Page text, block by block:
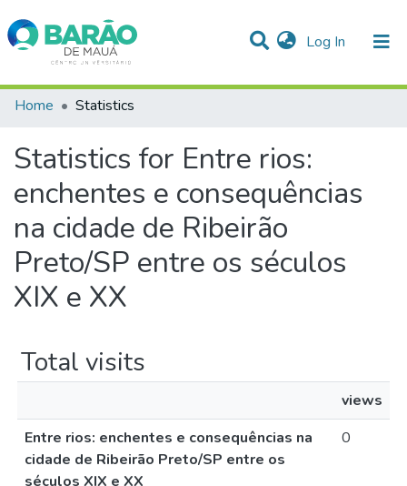
Log In (current)
Communities & Collections
Home Statistics
Statistics for Entre rios:
enchentes e consequências
na cidade de Ribeirão
Preto/SP entre os séculos
XIX e XX
Total visits
views
Entre rios: enchentes e consequências na
cidade de Ribeirão Preto/SP entre os
séculos XIX e XX
0